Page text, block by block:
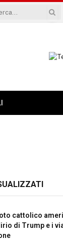
cattolico
di Trump e i